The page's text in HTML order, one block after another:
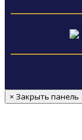
× Закрыть панель